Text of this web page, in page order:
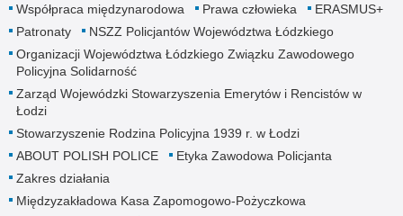
Współpraca międzynarodowa
Prawa człowieka
ERASMUS+
Patronaty
NSZZ Policjantów Województwa Łódzkiego
Organizacji Województwa Łódzkiego Związku Zawodowego
Policyjna Solidarność
Zarząd Wojewódzki Stowarzyszenia Emerytów i Rencistów w
Łodzi
Stowarzyszenie Rodzina Policyjna 1939 r. w Łodzi
ABOUT POLISH POLICE
Etyka Zawodowa Policjanta
Zakres działania
Międzyzakładowa Kasa Zapomogowo-Pożyczkowa